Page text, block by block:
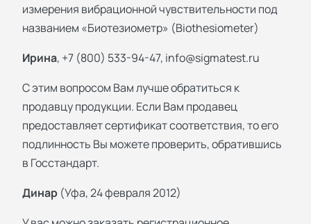
измерения вибрационной чувствительности под
названием «Биотезиометр» (Biothesiometer)
Ирина, +7 (800) 533-94-47, info@sigmatest.ru
С этим вопросом Вам лучше обратиться к
продавцу продукции. Если Вам продавец
предоставляет сертификат соответствия, то его
подлинность Вы можете проверить, обратившись
в Госстандарт.
Динар (Уфа, 24 февраля 2012)